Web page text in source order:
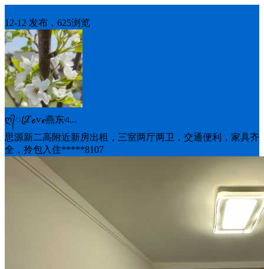
12-12 发布，625浏览
ღ᭄ꦿℒℴѵℯ燕东এ...
思源新二高附近新房出租，三室两厅两卫，交通便利，家具齐
全，拎包入住*****8107